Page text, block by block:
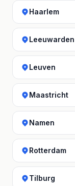
Haarlem
Leeuwarden
Leuven
Maastricht
Namen
Rotterdam
Tilburg